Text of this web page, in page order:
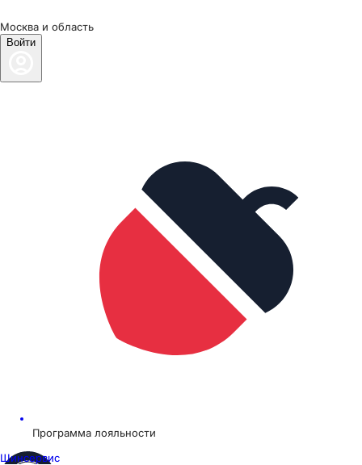
Москва и область
Войти
Программа лояльности
Шинсервис